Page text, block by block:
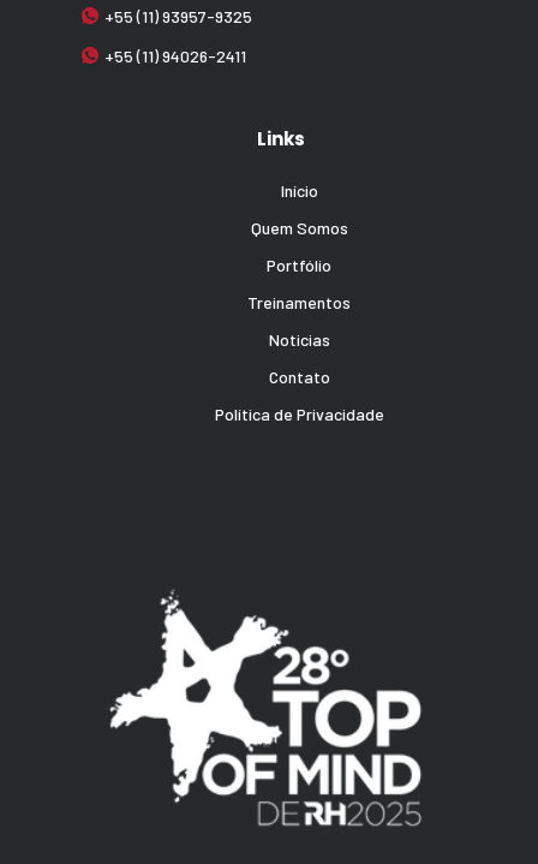
+55 (11) 93957-9325
+55 (11) 94026-2411
Links
Início
Quem Somos
Portfólio
Treinamentos
Noticias
Contato
Política de Privacidade